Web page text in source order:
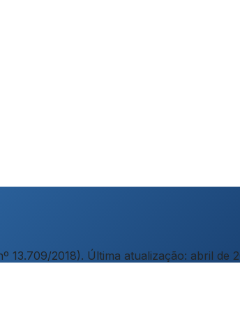
13.709/2018). Última atualização: abril de